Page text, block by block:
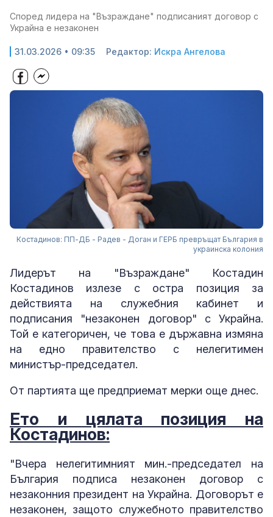
Според лидера на "Възраждане" подписаният договор с
Украйна е незаконен
31.03.2026 • 09:35 Редактор: Искра Ангелова
Костадинов: ПП-ДБ - Радев - Доган и ГЕРБ превръщат България в
украинска колония
Лидерът на "Възраждане" Костадин
Костадинов излезе с остра позиция за
действията на служебния кабинет и
подписания "незаконен договор" с Украйна.
Той е категоричен, че това е държавна измяна
на едно правителство с нелегитимен
министър-председател.
От партията ще предприемат мерки още днес.
Ето и цялата позиция на
Костадинов:
"Вчера нелегитимният мин.-председател на
България подписа незаконен договор с
незаконния президент на Украйна. Договорът е
незаконен, защото служебното правителство